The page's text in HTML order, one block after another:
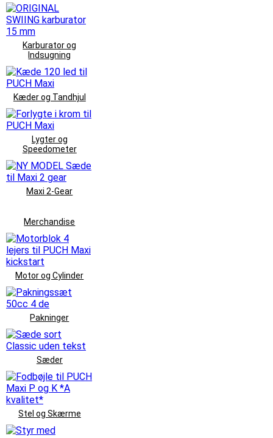
Karburator og
Indsugning
Kæder og Tandhjul
Lygter og
Speedometer
Maxi 2-Gear
Merchandise
Motor og Cylinder
Pakninger
Sæder
Stel og Skærme